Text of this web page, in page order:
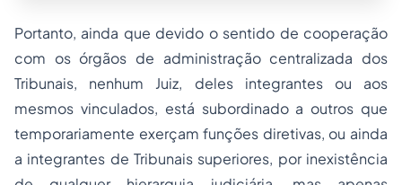
Portanto, ainda que devido o sentido de cooperação
com os órgãos de administração centralizada dos
Tribunais, nenhum Juiz, deles integrantes ou aos
mesmos vinculados, está subordinado a outros que
temporariamente exerçam funções diretivas, ou ainda
a integrantes de Tribunais superiores, por inexistência